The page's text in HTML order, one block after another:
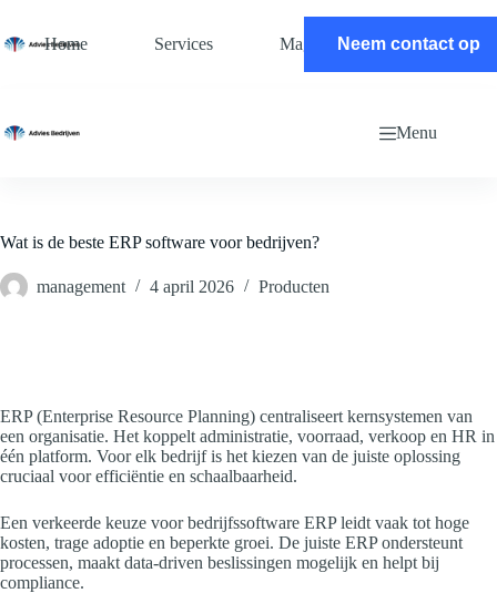
de
Home Services Magazine Contact
Neem contact op
Menu
Wat is de beste ERP software voor bedrijven?
management 4 april 2026 Producten
ERP (Enterprise Resource Planning) centraliseert kernsystemen van
een organisatie. Het koppelt administratie, voorraad, verkoop en HR in
één platform. Voor elk bedrijf is het kiezen van de juiste oplossing
cruciaal voor efficiëntie en schaalbaarheid.
Een verkeerde keuze voor bedrijfssoftware ERP leidt vaak tot hoge
kosten, trage adoptie en beperkte groei. De juiste ERP ondersteunt
processen, maakt data-driven beslissingen mogelijk en helpt bij
compliance.